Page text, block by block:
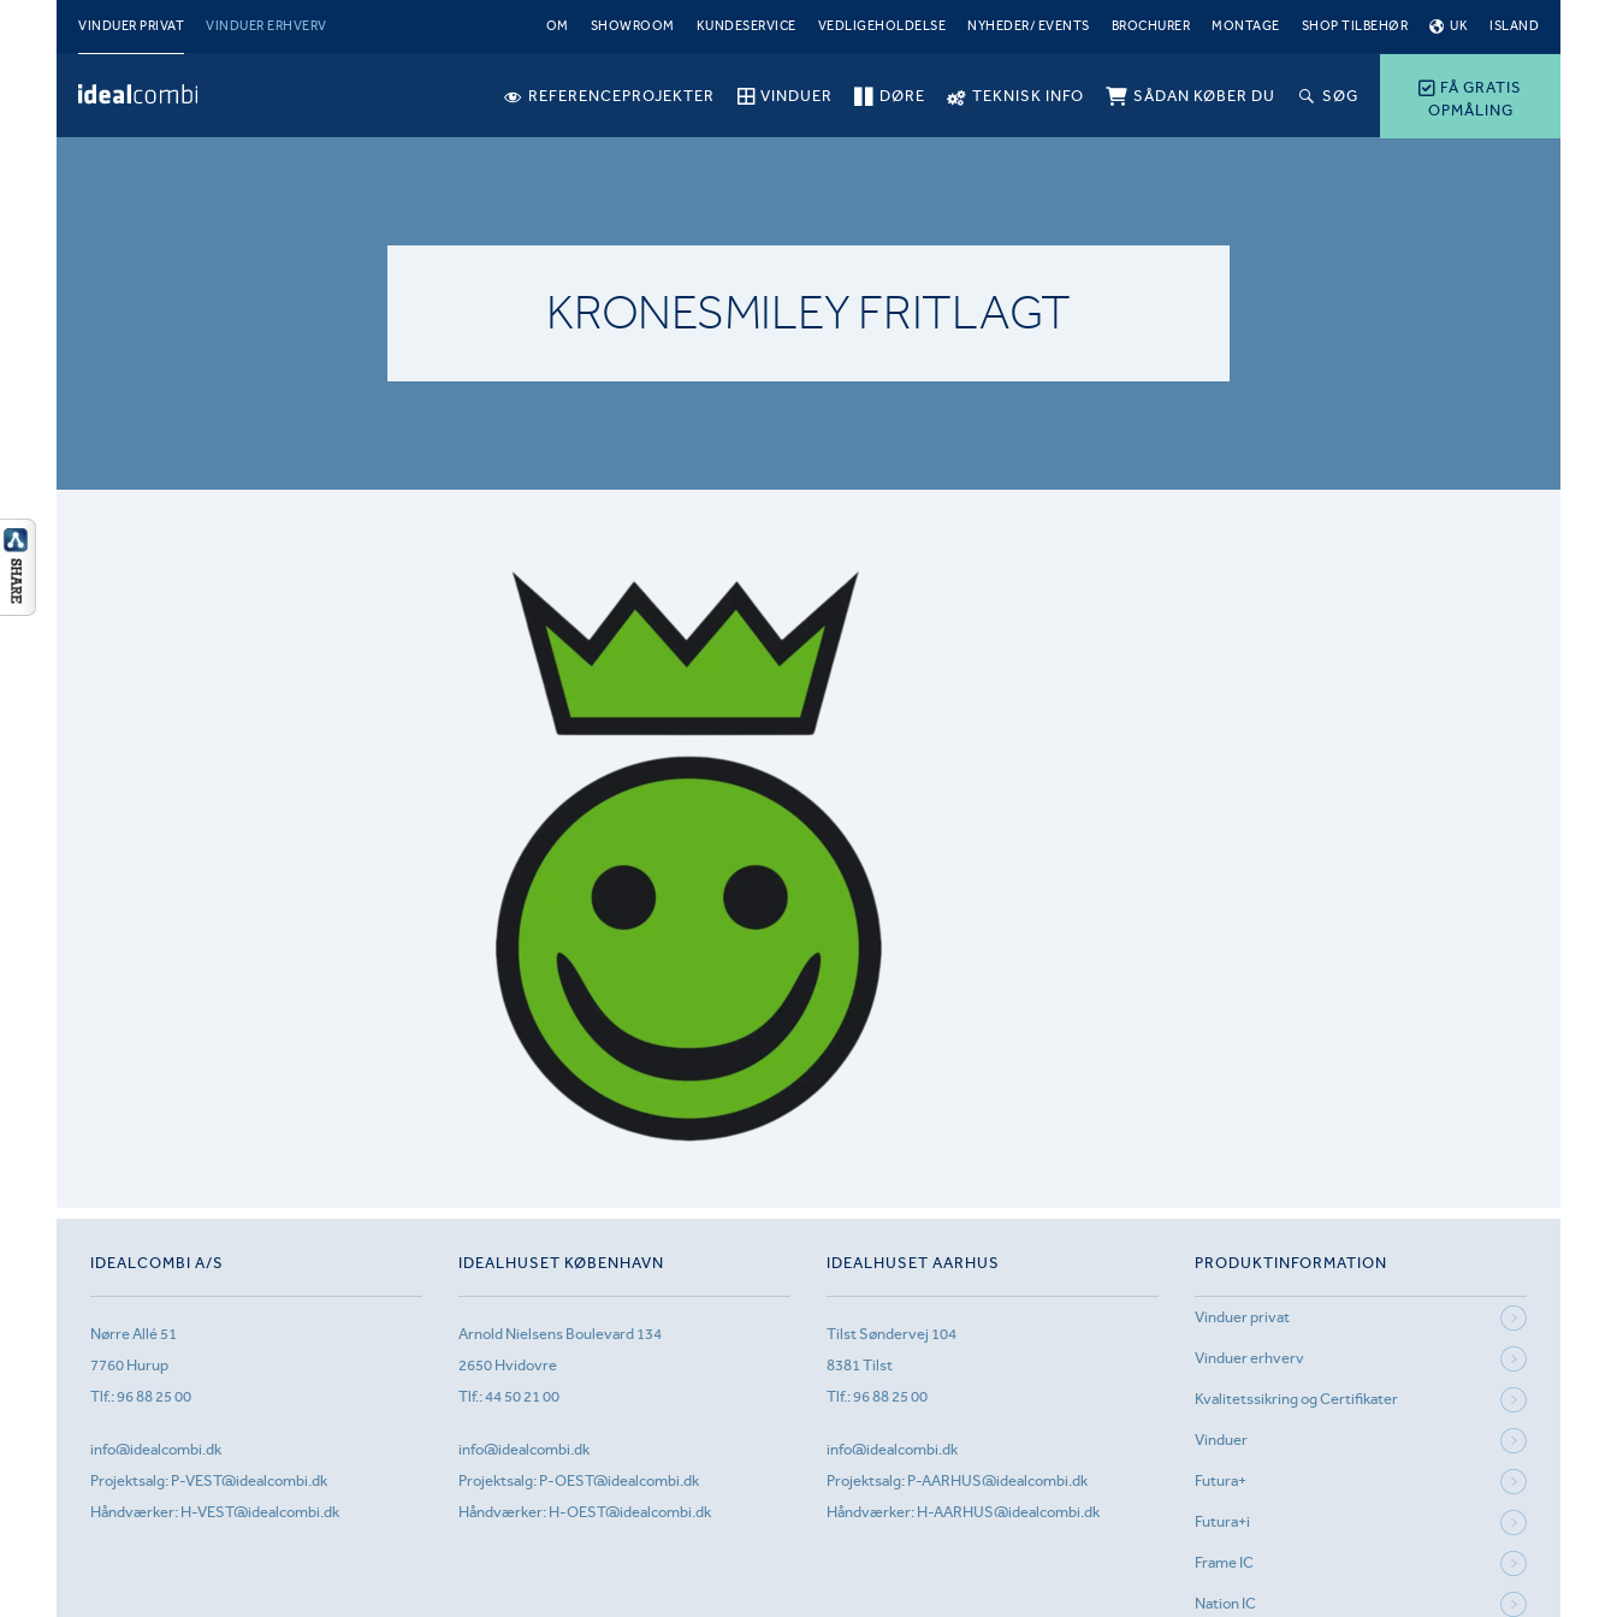
VINDUER PRIVAT VINDUER ERHVERV OM SHOWROOM KUNDESERVICE VEDLIGEHOLDELSE NYHEDER/ EVENTS BROCHURER MONTAGE SHOP TILBEHØR UK ISLAND
FÅ GRATIS
OPMÅLING
REFERENCEPROJEKTER VINDUER DØRE TEKNISK INFO SÅDAN KØBER DU SØG
KRONESMILEY FRITLAGT
IDEALCOMBI A/S
Nørre Allé 51
7760 Hurup
Tlf.:96 88 25 00
info@idealcombi.dk
Projektsalg: P-VEST@idealcombi.dk
Håndværker: H-VEST@idealcombi.dk
IDEALHUSET KØBENHAVN
Arnold Nielsens Boulevard 134
2650 Hvidovre
Tlf.:44 50 21 00
info@idealcombi.dk
Projektsalg: P-OEST@idealcombi.dk
Håndværker: H-OEST@idealcombi.dk
IDEALHUSET AARHUS
Tilst Søndervej 104
8381 Tilst
Tlf.:96 88 25 00
info@idealcombi.dk
Projektsalg: P-AARHUS@idealcombi.dk
Håndværker: H-AARHUS@idealcombi.dk
PRODUKTINFORMATION
Vinduer privat
Vinduer erhverv
Kvalitetssikring og Certifikater
Vinduer
Futura+
Futura+i
Frame IC
Nation IC